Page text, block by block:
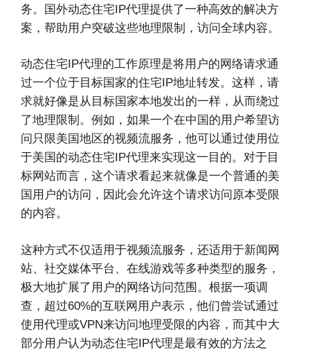
务。国外动态住宅IP代理提供了一种高效的解决方
案，帮助用户突破这些地理限制，访问全球内容。
动态住宅IP代理的工作原理是将用户的网络请求通
过一个位于目标国家的住宅IP地址转发。这样，请
求就好像是从目标国家本地发出的一样，从而绕过
了地理限制。例如，如果一个在中国的用户希望访
问只限美国地区的视频流服务，他可以通过使用位
于美国的动态住宅IP代理来实现这一目的。对于目
标网站而言，这个请求看起来就像是一个普通的美
国用户的访问，因此会允许这个请求访问原本受限
的内容。
这种方式不仅适用于视频流服务，还适用于新闻网
站、社交媒体平台、在线游戏等多种类型的服务，
极大地扩展了用户的网络访问范围。根据一项调
查，超过60%的互联网用户表示，他们曾尝试通过
使用代理或VPN来访问地理受限的内容，而其中大
部分用户认为动态住宅IP代理是最有效的方法之